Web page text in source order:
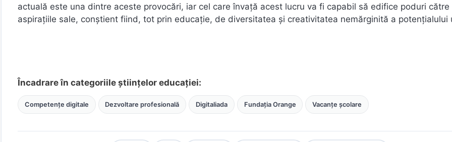
actuală este una dintre aceste provocări, iar cel care învață acest lucru va fi capabil să edifice poduri către
aspirațiile sale, conștient fiind, tot prin educație, de diversitatea și creativitatea nemărginită a potențialului
Încadrare în categoriile științelor educației:
Competențe digitale Dezvoltare profesională Digitaliada Fundația Orange Vacanțe școlare